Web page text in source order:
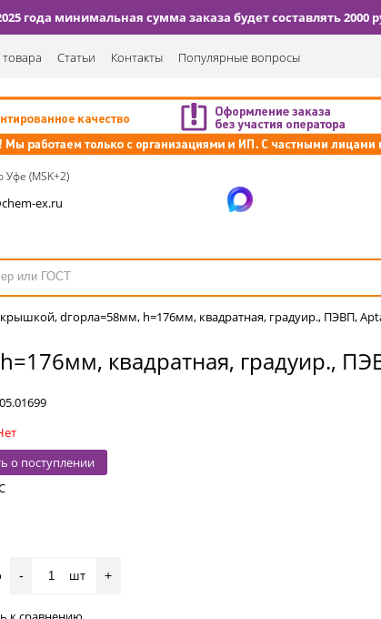
года минимальная сумма заказа будет составлять 2000
Статьи Контакты Популярные вопросы
Уфе (MSK+2)
ex.ru
dгорла=58мм, h=176мм, квадратная, градуир., ПЭВП,
квадратная, градуир.,
о поступлении
- шт +